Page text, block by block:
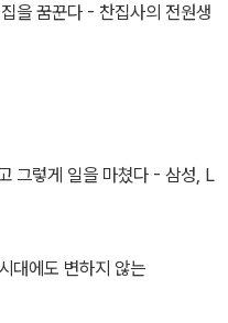
을 꿈꾼다 - 찬집사의 전원생
그렇게 일을 마쳤다 - 삼성, L
대에도 변하지 않는